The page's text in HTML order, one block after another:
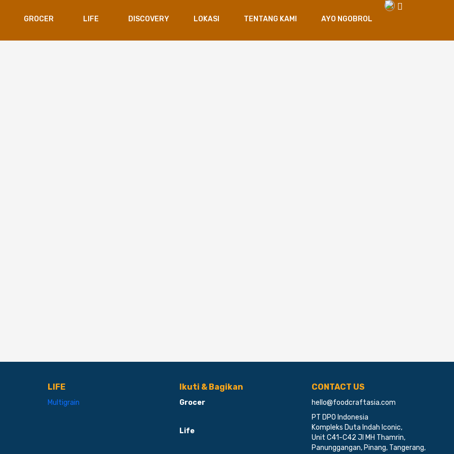
GROCER LIFE DISCOVERY LOKASI TENTANG KAMI AYO NGOBROL
LIFE
Multigrain
Ikuti & Bagikan
Grocer
Life
CONTACT US
hello@foodcraftasia.com
PT DPO Indonesia
Kompleks Duta Indah Iconic,
Unit C41-C42 Jl MH Thamrin,
Panunggangan, Pinang, Tangerang,